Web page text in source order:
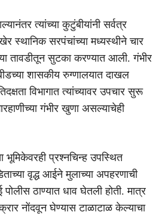
त्यांच्या कुटुंबीयांनी सर्वत्र
स्थानिक सरपंचांच्या मध्यस्थीने चार
तावडीतून सुटका करण्यात आली. गंभीर
शासकीय रुग्णालयात दाखल
विभागात त्यांच्यावर उपचार सुरू
गंभीर खुणा असल्याचेही
भूमिकेवरही प्रश्नचिन्ह उपस्थित
वृद्ध आईने मुलाच्या अपहरणाची
पोलीस ठाण्यात धाव घेतली होती. मात्र
नोंदवून घेण्यास टाळाटाळ केल्याचा